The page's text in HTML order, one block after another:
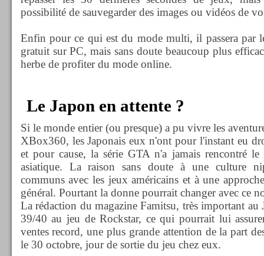
possibilité de sauvegarder des images ou vidéos de
Enfin pour ce qui est du mode multi, il passera par
gratuit sur PC, mais sans doute beaucoup plus
herbe de profiter du mode online.
Le Japon en attente ?
Si le monde entier (ou presque) a pu vivre les
XBox360, les Japonais eux n'ont pour l'instant eu
et pour cause, la série GTA n'a jamais rencontré le
asiatique. La raison sans doute à une culture
communs avec les jeux américains et à une
général. Pourtant la donne pourrait changer avec ce
La rédaction du magazine Famitsu, très important au
39/40 au jeu de Rockstar, ce qui pourrait lui
ventes record, une plus grande attention de la part
le 30 octobre, jour de sortie du jeu chez eux.